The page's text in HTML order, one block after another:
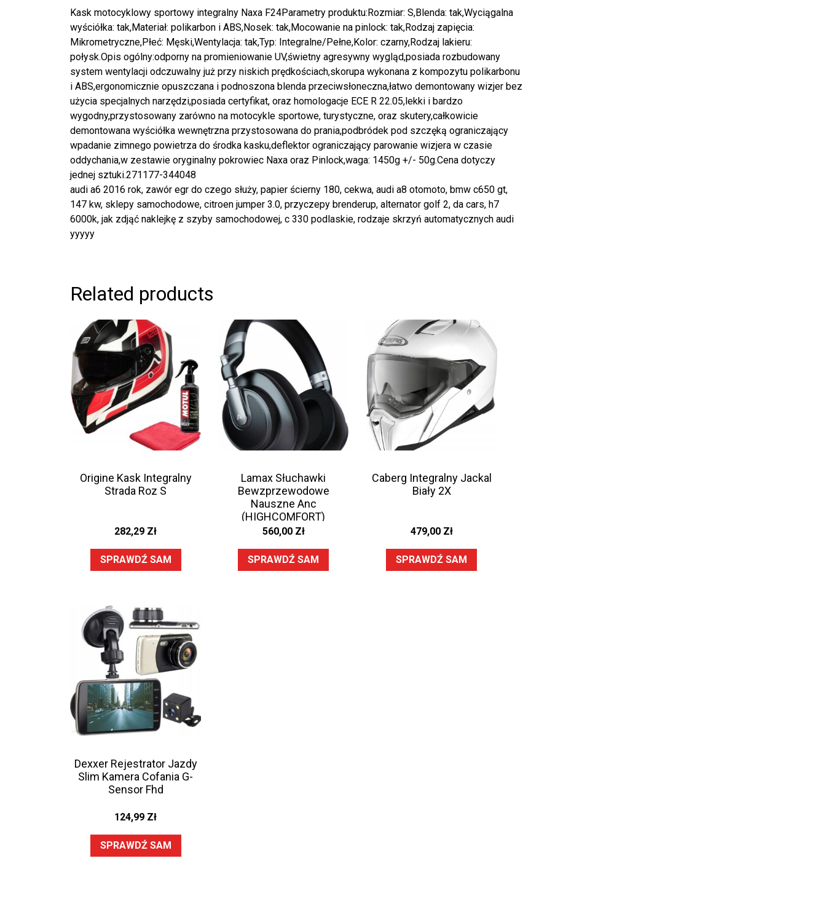
Kask motocyklowy sportowy integralny Naxa F24Parametry produktu:Rozmiar: S,Blenda: tak,Wyciągalna
wyściółka: tak,Materiał: polikarbon i ABS,Nosek: tak,Mocowanie na pinlock: tak,Rodzaj zapięcia:
Mikrometryczne,Płeć: Męski,Wentylacja: tak,Typ: Integralne/Pełne,Kolor: czarny,Rodzaj lakieru:
połysk.Opis ogólny:odporny na promieniowanie UV,świetny agresywny wygląd,posiada rozbudowany
system wentylacji odczuwalny już przy niskich prędkościach,skorupa wykonana z kompozytu polikarbonu
i ABS,ergonomicznie opuszczana i podnoszona blenda przeciwsłoneczna,łatwo demontowany wizjer bez
użycia specjalnych narzędzi,posiada certyfikat, oraz homologacje ECE R 22.05,lekki i bardzo
wygodny,przystosowany zarówno na motocykle sportowe, turystyczne, oraz skutery,całkowicie
demontowana wyściółka wewnętrzna przystosowana do prania,podbródek pod szczęką ograniczający
wpadanie zimnego powietrza do środka kasku,deflektor ograniczający parowanie wizjera w czasie
oddychania,w zestawie oryginalny pokrowiec Naxa oraz Pinlock,waga: 1450g +/- 50g.Cena dotyczy
jednej sztuki.271177-344048
audi a6 2016 rok, zawór egr do czego służy, papier ścierny 180, cekwa, audi a8 otomoto, bmw c650 gt,
147 kw, sklepy samochodowe, citroen jumper 3.0, przyczepy brenderup, alternator golf 2, da cars, h7
6000k, jak zdjąć naklejkę z szyby samochodowej, c 330 podlaskie, rodzaje skrzyń automatycznych audi
yyyyy
Related products
Origine Kask Integralny
Strada Roz S
282,29 Zł
SPRAWDŹ SAM
Lamax Słuchawki
Bewzprzewodowe
Nauszne Anc
(HIGHCOMFORT)
560,00 Zł
SPRAWDŹ SAM
Caberg Integralny Jackal
Biały 2X
479,00 Zł
SPRAWDŹ SAM
Dexxer Rejestrator Jazdy
Slim Kamera Cofania G-
Sensor Fhd
124,99 Zł
SPRAWDŹ SAM